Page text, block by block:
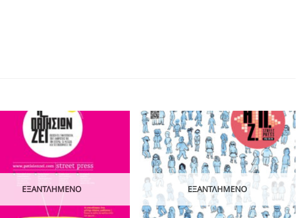
ΕΞΑΝΤΛΗΜΈΝΟ ΕΞΑΝΤΛΗΜΈΝΟ